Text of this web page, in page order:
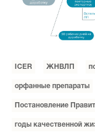
ICER ЖНВЛП
орфанные препараты
Постановление
годы качественной